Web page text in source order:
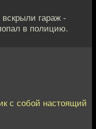
гараж -
в полицию.
с собой настоящий